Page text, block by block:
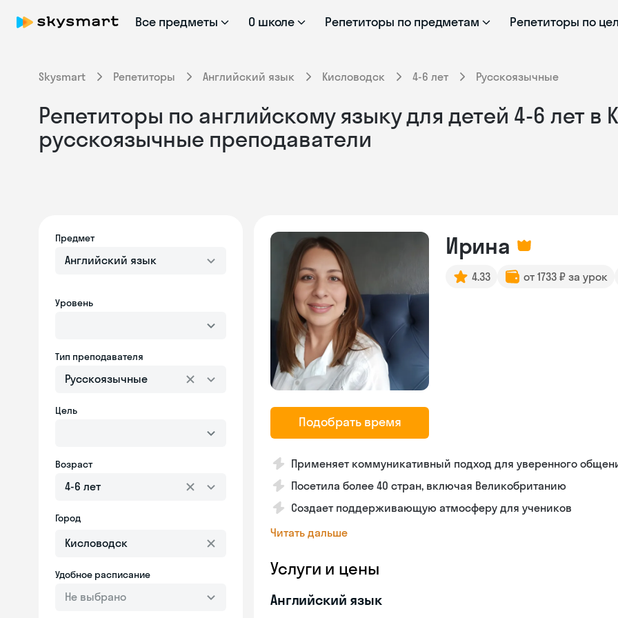
Все предметы О школе Репетиторы по предметам Репетиторы по
Skysmart Репетиторы Английский язык Кисловодск 4-6 лет Русскоязычные
Репетиторы по английскому языку для детей 4-6 лет в
русскоязычные преподаватели
Предмет
Английский язык
Уровень
Тип преподавателя
Русскоязычные
Цель
Возраст
4-6 лет
Город
Удобное расписание
Не выбрано
Подобрать время
Ирина
4.33 от 1733 ₽ за урок
Применяет коммуникативный подход для уверенного
Посетила более 40 стран, включая Великобританию
Создает поддерживающую атмосферу для учеников
Читать дальше
Услуги и цены
Английский язык